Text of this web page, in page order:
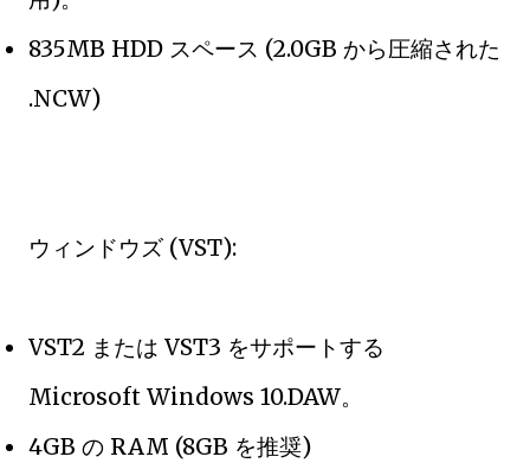
835MB HDD スペース (2.0GB から圧縮された
.NCW)
ウィンドウズ (VST):
VST2 または VST3 をサポートする
Microsoft Windows 10.DAW。
4GB の RAM (8GB を推奨)